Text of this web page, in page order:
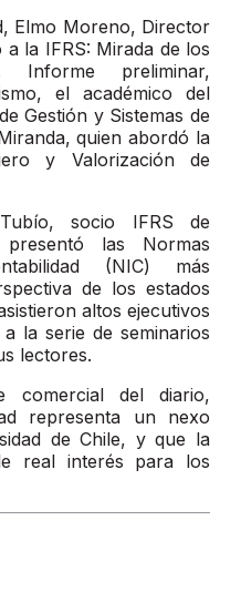
Elmo Moreno, Director
la IFRS: Mirada de los
Informe preliminar,
el académico del
Gestión y Sistemas de
quien abordó la
y Valorización de
socio IFRS de
presentó las Normas
(NIC) más
de los estados
altos ejecutivos
la serie de seminarios
lectores.
comercial del diario,
representa un nexo
de Chile, y que la
real interés para los